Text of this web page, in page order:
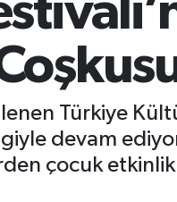
Türkiye
devam
çocuk